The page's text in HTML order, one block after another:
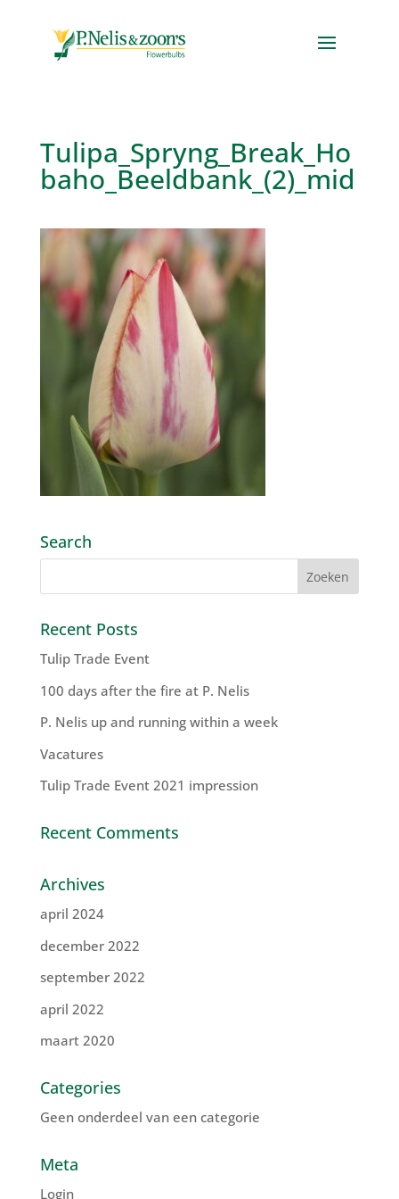
Tulipa_Spryng_Break_Ho
baho_Beeldbank_(2)_mid
Search
Recent Posts
Tulip Trade Event
100 days after the fire at P. Nelis
P. Nelis up and running within a week
Vacatures
Tulip Trade Event 2021 impression
Recent Comments
Archives
april 2024
december 2022
september 2022
april 2022
maart 2020
Categories
Geen onderdeel van een categorie
Meta
Login